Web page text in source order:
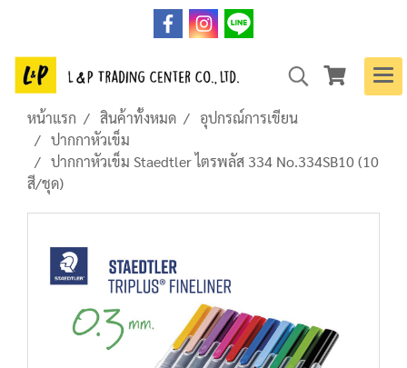
หน้าแรก สินค้าทั้งหมด
อุปกรณ์การเขียน
ปากกาหัวเข็ม
ปากกาหัวเข็ม Staedtler ไตรพลัส 334 No.334SB10 (10
สี/ชุด)